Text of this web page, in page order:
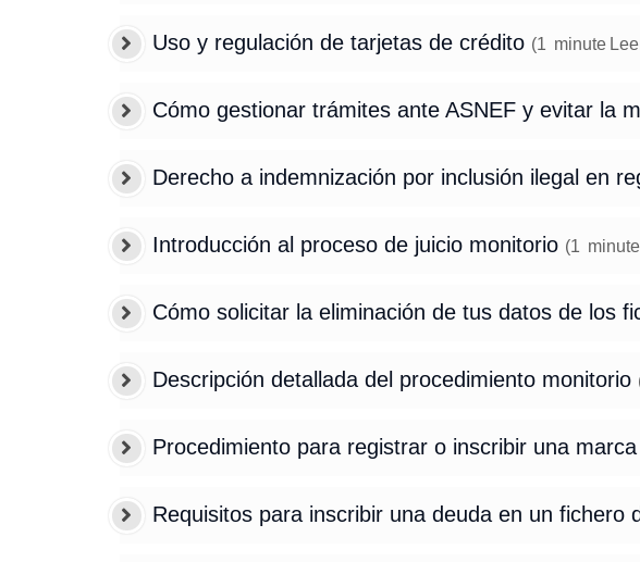
Uso y regulación de tarjetas de crédito (1 minute
Cómo gestionar trámites ante ASNEF y evitar la
Derecho a indemnización por inclusión ilegal en
Introducción al proceso de juicio monitorio (1 minute
Cómo solicitar la eliminación de tus datos de los
Descripción detallada del procedimiento monitorio
Procedimiento para registrar o inscribir una marca
Requisitos para inscribir una deuda en un fichero